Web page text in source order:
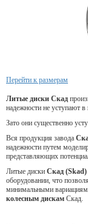
Перейти к размерам
Литые диски Скад
надежности не уступают
Зато они существенно
Вся продукция завода
надежности путем
представляющих
Литые диски Скад (Skad)
оборудовании, что
минимальными
колесным дискам Скад.